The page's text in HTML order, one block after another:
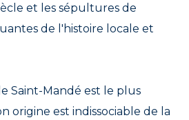
et les sépultures de
de l'histoire locale et
Saint-Mandé est le plus
origine est indissociable de la